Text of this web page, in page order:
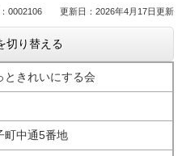
0002106 更新日：2026年4月17日更新
切り替える
ときれいにする会
町中通5番地